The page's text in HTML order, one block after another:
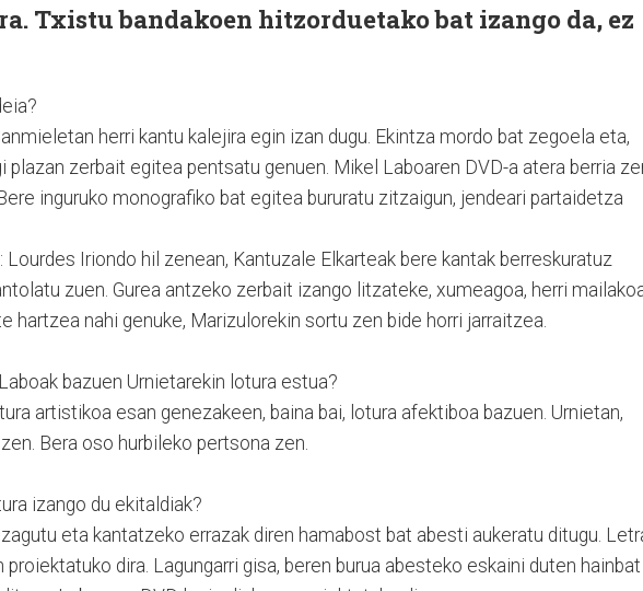
Txistu bandakoen hitzorduetako bat izango da, ez
herri kantu kalejira egin izan dugu. Ekintza mordo bat zegoela eta,
plazan zerbait egitea pentsatu genuen. Mikel Laboaren DVD-a atera berria
inguruko monografiko bat egitea bururatu zitzaigun, jendeari partaidetza
Lourdes Iriondo hil zenean, Kantuzale Elkarteak bere kantak berreskuratuz
zuen. Gurea antzeko zerbait izango litzateke, xumeagoa, herri
hartzea nahi genuke, Marizulorekin sortu zen bide horri jarraitzea.
bazuen Urnietarekin lotura estua?
artistikoa esan genezakeen, baina bai, lotura afektiboa bazuen. Urnietan,
Bera oso hurbileko pertsona zen.
izango du ekitaldiak?
eta kantatzeko errazak diren hamabost bat abesti aukeratu ditugu.
proiektatuko dira. Lagungarri gisa, beren burua abesteko eskaini duten hainbat